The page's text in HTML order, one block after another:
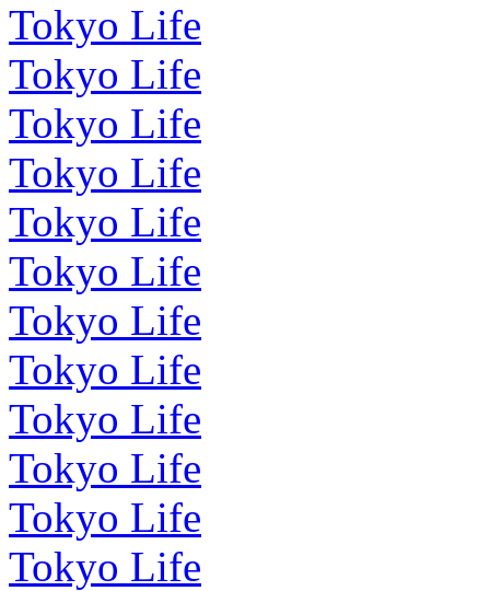
Tokyo Life
Tokyo Life
Tokyo Life
Tokyo Life
Tokyo Life
Tokyo Life
Tokyo Life
Tokyo Life
Tokyo Life
Tokyo Life
Tokyo Life
Tokyo Life